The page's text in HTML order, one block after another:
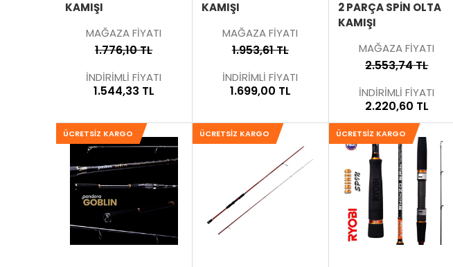
KAMIŞI
MAĞAZA FİYATI
1.776,10 TL
İNDİRİMLİ FİYATI
1.544,33 TL
KAMIŞI
MAĞAZA FİYATI
1.953,61 TL
İNDİRİMLİ FİYATI
1.699,00 TL
2 PARÇA SPIN OLTA
KAMIŞI
MAĞAZA FİYATI
2.553,74 TL
İNDİRİMLİ FİYATI
2.220,60 TL
ÜCRETSIZ KARGO ÜCRETSIZ KARGO ÜCRETSIZ KARGO